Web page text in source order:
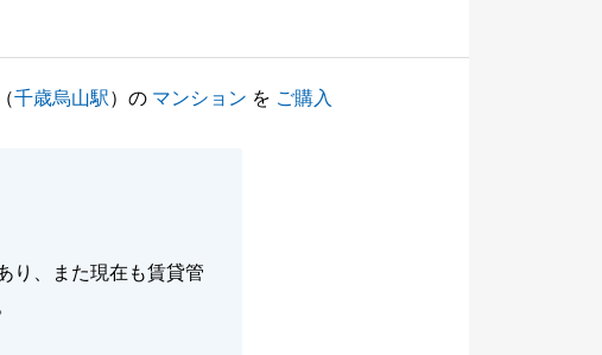
（千歳烏山駅）の マンション を ご購入
り、また現在も賃貸管